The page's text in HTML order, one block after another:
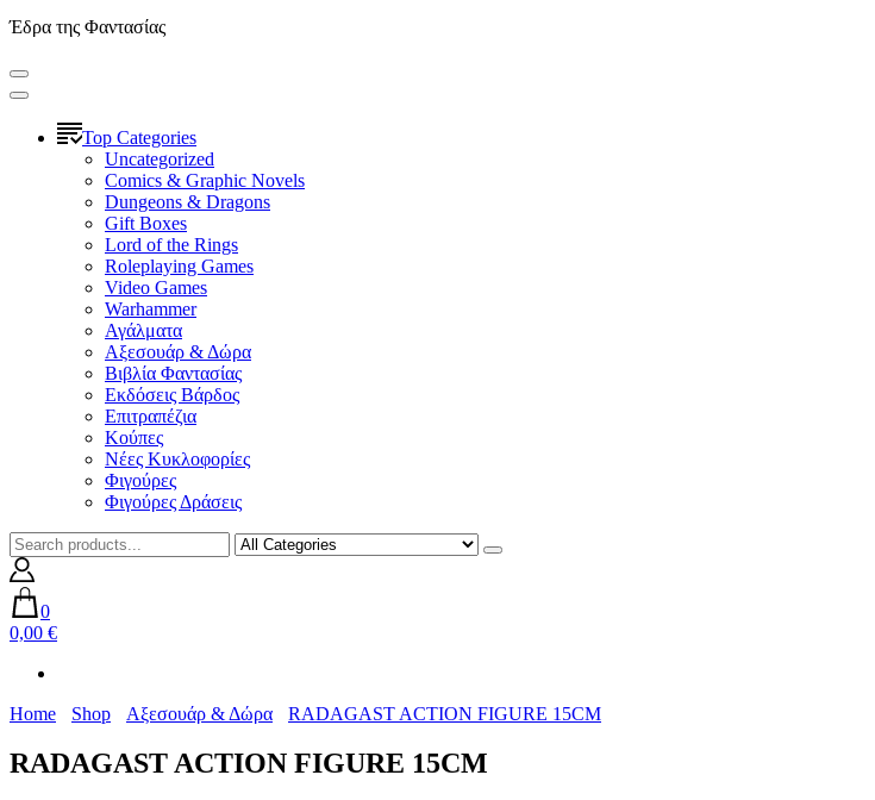
Έδρα της Φαντασίας
Top Categories
Uncategorized
Comics & Graphic Novels
Dungeons & Dragons
Gift Boxes
Lord of the Rings
Roleplaying Games
Video Games
Warhammer
Αγάλματα
Αξεσουάρ & Δώρα
Βιβλία Φαντασίας
Εκδόσεις Βάρδος
Επιτραπέζια
Κούπες
Νέες Κυκλοφορίες
Φιγούρες
Φιγούρες Δράσεις
0
0,00 €
Home Shop Αξεσουάρ & Δώρα RADAGAST ACTION FIGURE 15CM
RADAGAST ACTION FIGURE 15CM